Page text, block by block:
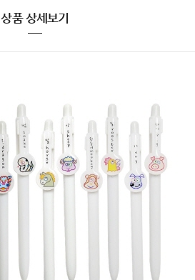
상품 상세보기